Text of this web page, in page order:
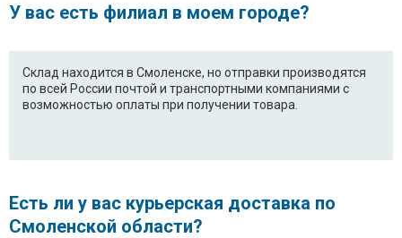
F1022SDP.ABWPEAK F10B8ND1.ABWPCOM
F1020NDP.ABWPRUS F8092MD.ABWPCOM
F8066LP.ABWPBWT F1220NDP.ABWPRUS
У вас есть филиал в моем городе?
Склад находится в Смоленске, но отправки производятся
по всей России почтой и транспортными компаниями с
возможностью оплаты при получении товара.
Есть ли у вас курьерская доставка по
Смоленской области?